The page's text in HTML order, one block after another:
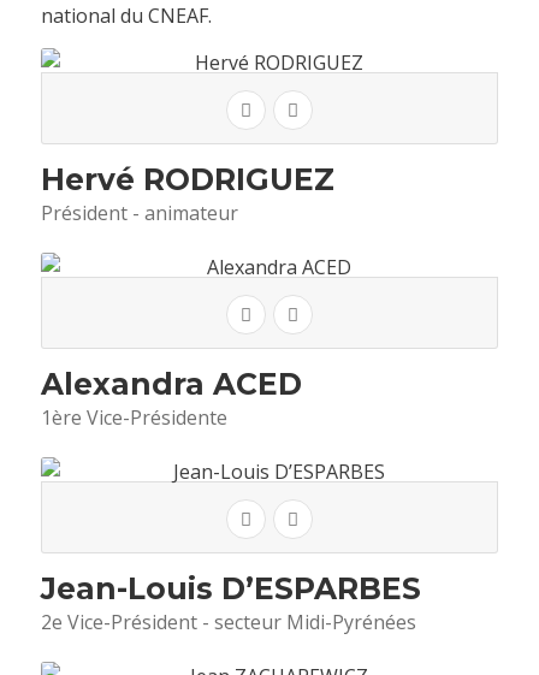
national du CNEAF.
Hervé RODRIGUEZ
Président - animateur
Alexandra ACED
1ère Vice-Présidente
Jean-Louis D’ESPARBES
2e Vice-Président - secteur Midi-Pyrénées